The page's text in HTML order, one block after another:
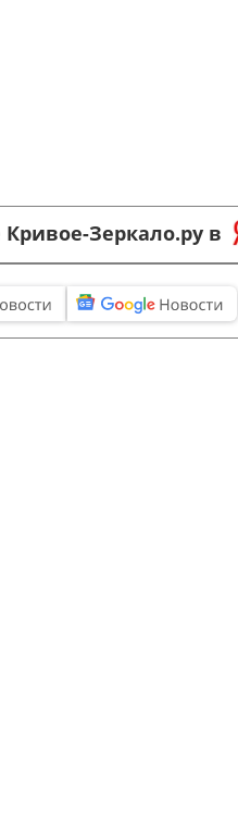
Зеркало.ру в